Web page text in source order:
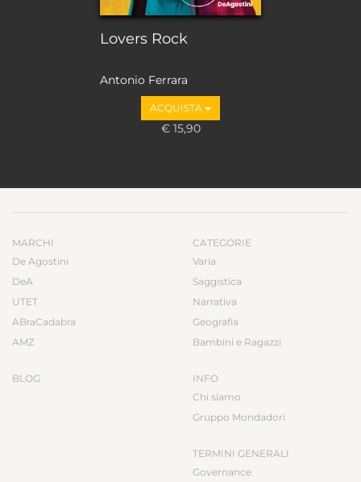
Lovers Rock
Antonio Ferrara
ACQUISTA
€ 15,90
MARCHI
De Agostini
DeA
UTET
ABraCadabra
AMZ
BLOG
CATEGORIE
Varia
Saggistica
Narrativa
Geografia
Bambini e Ragazzi
INFO
Chi siamo
Gruppo Mondadori
TERMINI GENERALI
Governance